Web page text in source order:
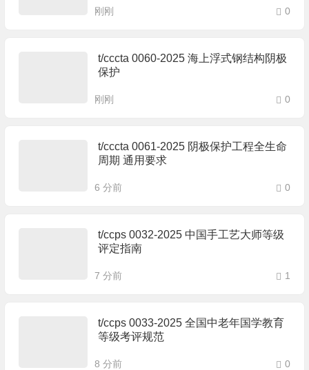
刚刚 0
t/cccta 0060-2025 海上浮式钢结构阴极
保护
刚刚 0
t/cccta 0061-2025 阴极保护工程全生命
周期 通用要求
6 分前 0
t/ccps 0032-2025 中国手工艺大师等级
评定指南
7 分前 1
t/ccps 0033-2025 全国中老年国学教育
等级考评规范
8 分前 0